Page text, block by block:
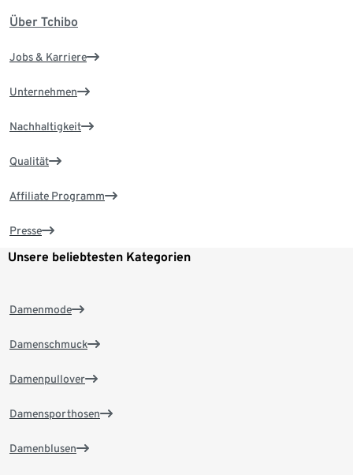
Über Tchibo
Jobs & Karriere
Unternehmen
Nachhaltigkeit
Qualität
Affiliate Programm
Presse
Unsere beliebtesten Kategorien
Damenmode
Damenschmuck
Damenpullover
Damensporthosen
Damenblusen